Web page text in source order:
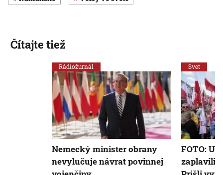
Čítajte tiež
Rádiožurnál
Nemecký minister obrany
nevylučuje návrat povinnej
Svet
FOTO:
zaplavili